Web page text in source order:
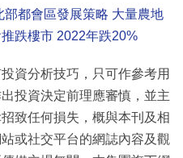
都會區發展策略 大量農地
跌樓市 2022年跌20%
資分析技巧，只可作參考用
投資決定前理應審慎，並主
致任何損失，概與本刊及相
或社交平台的網誌內容及觀